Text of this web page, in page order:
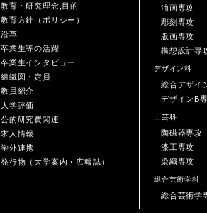
教育・研究理念,目的
教育方針（ポリシー）
沿革
卒業生等の活躍
卒業生インタビュー
組織図・定員
教員紹介
大学評価
公的研究費関連
求人情報
学外連携
発行物（大学案内・広報誌）
油画専攻
彫刻専攻
版画専攻
構想設計専
デザイン科
総合デザイ
デザインB
工芸科
陶磁器専攻
漆工専攻
染織専攻
総合芸術学科
総合芸術学